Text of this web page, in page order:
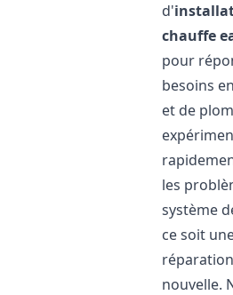
d'
chauffe
pour
besoins
et de
les
système
ce soit
nouvelle.